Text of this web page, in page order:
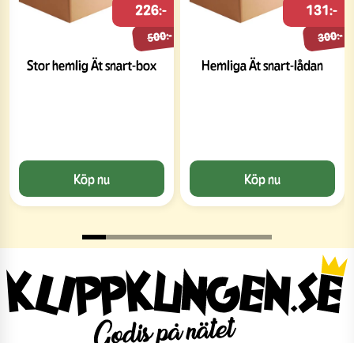
Stor hemlig Ät snart-box
500:-
226:-
Köp nu
Hemliga Ät snart-lådan
300:-
131:-
Köp nu